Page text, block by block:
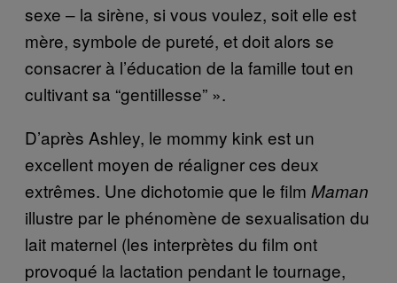
sexe – la sirène, si vous voulez, soit elle est
mère, symbole de pureté, et doit alors se
consacrer à l’éducation de la famille tout en
cultivant sa “gentillesse” ».
D’après Ashley, le mommy kink est un
excellent moyen de réaligner ces deux
extrêmes. Une dichotomie que le film Maman
illustre par le phénomène de sexualisation du
lait maternel (les interprètes du film ont
provoqué la lactation pendant le tournage,